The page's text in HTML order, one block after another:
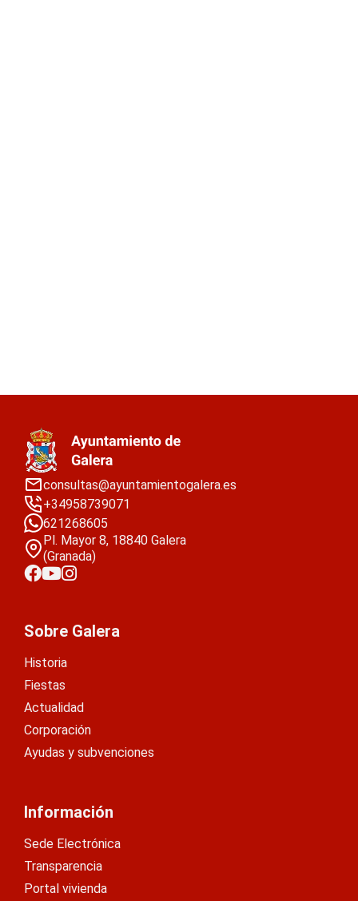
consultas@ayuntamientogalera.es
+34958739071
621268605
Pl. Mayor 8, 18840 Galera
(Granada)
Sobre Galera
Historia
Fiestas
Actualidad
Corporación
Ayudas y subvenciones
Información
Sede Electrónica
Transparencia
Portal vivienda